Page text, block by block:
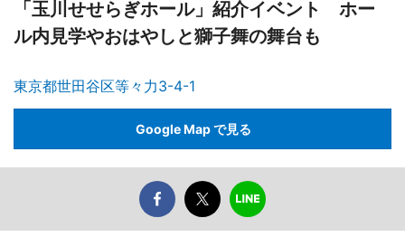
「玉川せせらぎホール」紹介イベント ホー
ル内見学やおはやしと獅子舞の舞台も
東京都世田谷区等々力3-4-1
Google Map で見る